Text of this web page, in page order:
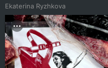
Ekaterina Ryzhkova